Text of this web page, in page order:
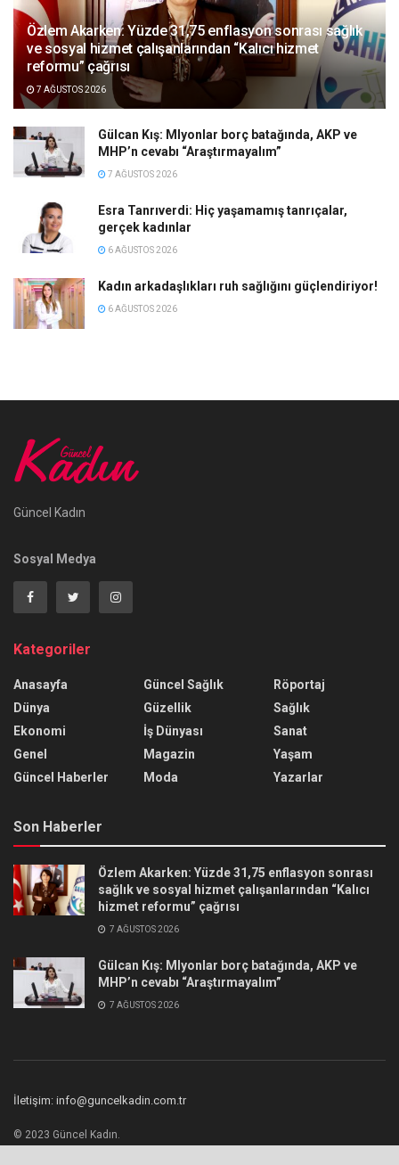
Özlem Akarken: Yüzde 31,75 enflasyon sonrası sağlık
ve sosyal hizmet çalışanlarından “Kalıcı hizmet
reformu” çağrısı
7 AĞUSTOS 2026
Gülcan Kış: Mlyonlar borç batağında, AKP ve
MHP’n cevabı “Araştırmayalım”
7 AĞUSTOS 2026
Esra Tanrıverdi: Hiç yaşamamış tanrıçalar,
gerçek kadınlar
6 AĞUSTOS 2026
Kadın arkadaşlıkları ruh sağlığını güçlendiriyor!
6 AĞUSTOS 2026
Güncel Kadın
Sosyal Medya
Kategoriler
Anasayfa
Dünya
Ekonomi
Genel
Güncel Haberler
Güncel Sağlık
Güzellik
İş Dünyası
Magazin
Moda
Röportaj
Sağlık
Sanat
Yaşam
Yazarlar
Son Haberler
Özlem Akarken: Yüzde 31,75 enflasyon sonrası
sağlık ve sosyal hizmet çalışanlarından “Kalıcı
hizmet reformu” çağrısı
7 AĞUSTOS 2026
Gülcan Kış: Mlyonlar borç batağında, AKP ve
MHP’n cevabı “Araştırmayalım”
7 AĞUSTOS 2026
İletişim: info@guncelkadin.com.tr
© 2023 Güncel Kadın.